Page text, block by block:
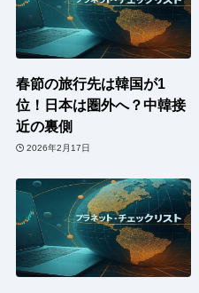
春節の旅行先は韓国が1
位！日本は圏外へ？中韓接
近の裏側
2026年2月17日